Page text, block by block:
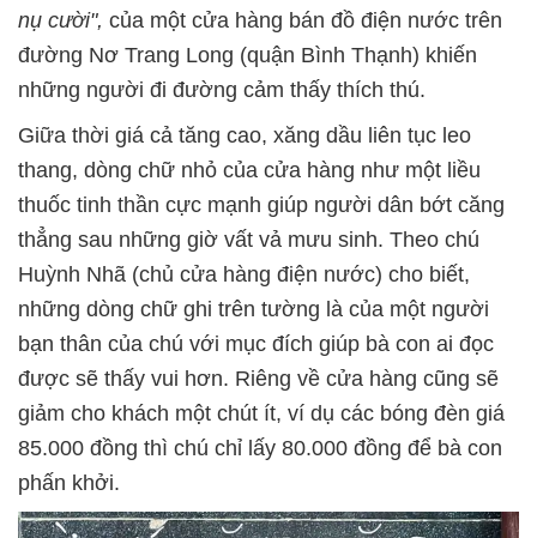
nụ cười", của một cửa hàng bán đồ điện nước trên
đường Nơ Trang Long (quận Bình Thạnh) khiến
những người đi đường cảm thấy thích thú.
Giữa thời giá cả tăng cao, xăng dầu liên tục leo
thang, dòng chữ nhỏ của cửa hàng như một liều
thuốc tinh thần cực mạnh giúp người dân bớt căng
thẳng sau những giờ vất vả mưu sinh. Theo chú
Huỳnh Nhã (chủ cửa hàng điện nước) cho biết,
những dòng chữ ghi trên tường là của một người
bạn thân của chú với mục đích giúp bà con ai đọc
được sẽ thấy vui hơn. Riêng về cửa hàng cũng sẽ
giảm cho khách một chút ít, ví dụ các bóng đèn giá
85.000 đồng thì chú chỉ lấy 80.000 đồng để bà con
phấn khởi.